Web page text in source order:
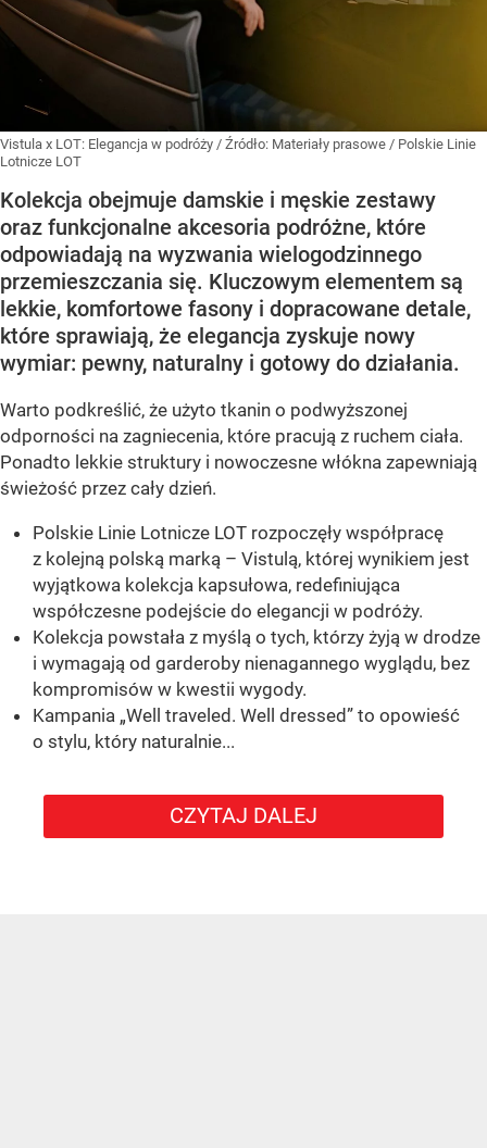
Vistula x LOT: Elegancja w podróży / Źródło: Materiały prasowe / Polskie Linie
Lotnicze LOT
Kolekcja obejmuje damskie i męskie zestawy
oraz funkcjonalne akcesoria podróżne, które
odpowiadają na wyzwania wielogodzinnego
przemieszczania się. Kluczowym elementem są
lekkie, komfortowe fasony i dopracowane detale,
które sprawiają, że elegancja zyskuje nowy
wymiar: pewny, naturalny i gotowy do działania.
Warto podkreślić, że użyto tkanin o podwyższonej
odporności na zagniecenia, które pracują z ruchem ciała.
Ponadto lekkie struktury i nowoczesne włókna zapewniają
świeżość przez cały dzień.
Polskie Linie Lotnicze LOT rozpoczęły współpracę
z kolejną polską marką – Vistulą, której wynikiem jest
wyjątkowa kolekcja kapsułowa, redefiniująca
współczesne podejście do elegancji w podróży.
Kolekcja powstała z myślą o tych, którzy żyją w drodze
i wymagają od garderoby nienagannego wyglądu, bez
kompromisów w kwestii wygody.
Kampania „Well traveled. Well dressed” to opowieść
o stylu, który naturalnie...
CZYTAJ DALEJ